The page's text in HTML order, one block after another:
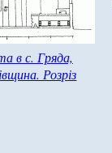
в с. Гряда,
Розріз